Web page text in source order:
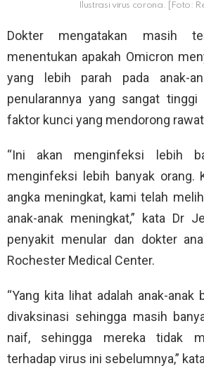
Ilustrasi virus corona. [Foto:
Dokter mengatakan masih
menentukan apakah Omicron
yang lebih parah pada anak-
penularannya yang sangat
faktor kunci yang mendorong
“Ini akan menginfeksi lebih
menginfeksi lebih banyak orang.
angka meningkat, kami telah
anak-anak meningkat,” kata Dr
penyakit menular dan dokter
Rochester Medical Center.
“Yang kita lihat adalah anak-anak
divaksinasi sehingga masih
naif, sehingga mereka tidak
terhadap virus ini sebelumnya,”